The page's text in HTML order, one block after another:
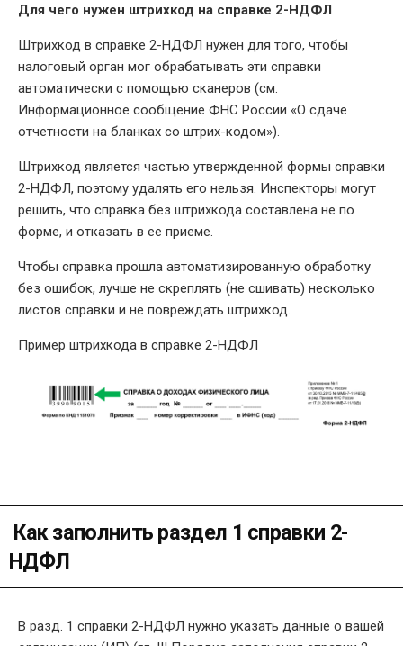
Для чего нужен штрихкод на справке 2-НДФЛ
Штрихкод в справке 2-НДФЛ нужен для того, чтобы
налоговый орган мог обрабатывать эти справки
автоматически с помощью сканеров (см.
Информационное сообщение ФНС России «О сдаче
отчетности на бланках со штрих-кодом»).
Штрихкод является частью утвержденной формы справки
2-НДФЛ, поэтому удалять его нельзя. Инспекторы могут
решить, что справка без штрихкода составлена не по
форме, и отказать в ее приеме.
Чтобы справка прошла автоматизированную обработку
без ошибок, лучше не скреплять (не сшивать) несколько
листов справки и не повреждать штрихкод.
Пример штрихкода в справке 2-НДФЛ
Как заполнить раздел 1 справки 2-
НДФЛ
В разд. 1 справки 2-НДФЛ нужно указать данные о вашей